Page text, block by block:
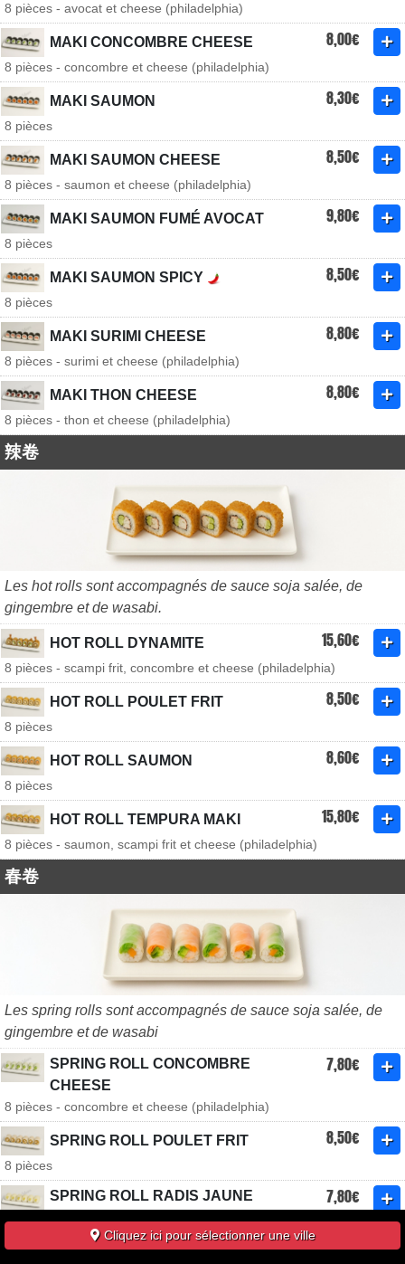
8 pièces - avocat et cheese (philadelphia)
MAKI CONCOMBRE CHEESE 8,00€
8 pièces - concombre et cheese (philadelphia)
MAKI SAUMON 8,30€
8 pièces
MAKI SAUMON CHEESE 8,50€
8 pièces - saumon et cheese (philadelphia)
MAKI SAUMON FUMÉ AVOCAT 9,80€
8 pièces
MAKI SAUMON SPICY 8,50€
8 pièces
MAKI SURIMI CHEESE 8,80€
8 pièces - surimi et cheese (philadelphia)
MAKI THON CHEESE 8,80€
8 pièces - thon et cheese (philadelphia)
辣卷
Les hot rolls sont accompagnés de sauce soja salée, de
gingembre et de wasabi.
HOT ROLL DYNAMITE 15,60€
8 pièces - scampi frit, concombre et cheese (philadelphia)
HOT ROLL POULET FRIT 8,50€
8 pièces
HOT ROLL SAUMON 8,60€
8 pièces
HOT ROLL TEMPURA MAKI 15,80€
8 pièces - saumon, scampi frit et cheese (philadelphia)
春卷
Les spring rolls sont accompagnés de sauce soja salée, de
gingembre et de wasabi
SPRING ROLL CONCOMBRE
CHEESE
7,80€
8 pièces - concombre et cheese (philadelphia)
SPRING ROLL POULET FRIT 8,50€
8 pièces
SPRING ROLL RADIS JAUNE
7,80€
8 pièces - radis jaune et cheese (philadelphia)
Cliquez ici pour sélectionner une ville